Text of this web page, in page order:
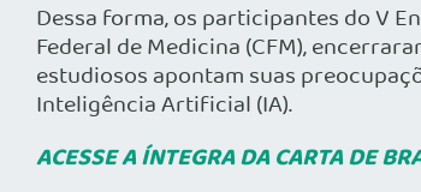
Dessa forma, os participantes do V
Federal de Medicina (CFM),
estudiosos apontam suas
Inteligência Artificial (IA).
ACESSE A ÍNTEGRA DA CARTA DE